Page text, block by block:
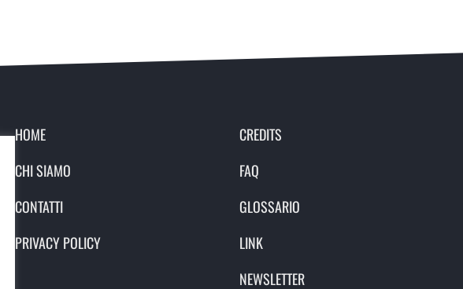
HOME
CHI SIAMO
CONTATTI
PRIVACY POLICY
CREDITS
FAQ
GLOSSARIO
LINK
NEWSLETTER